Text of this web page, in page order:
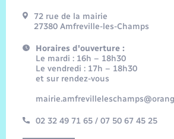
72 rue de la mairie
27380 Amfreville-les-Champs
Horaires d'ouverture :
Le mardi : 16h – 18h30
Le vendredi : 17h – 18h30
et sur rendez-vous
02 32 49 71 65 / 07 50 67 45 25